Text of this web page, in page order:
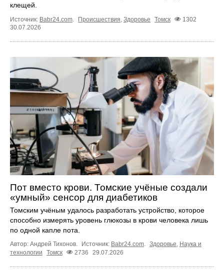
клещей.
Источник: Babr24.com. Происшествия, Здоровье Томск
1302
30.07.2026
Пот вместо крови. Томские учёные создали
«умный» сенсор для диабетиков
Томским учёным удалось разработать устройство, которое
способно измерять уровень глюкозы в крови человека лишь
по одной капле пота.
Автор: Андрей Тихонов. Источник: Babr24.com. Здоровье, Наука и
технологии
Томск 2736 29.07.2026